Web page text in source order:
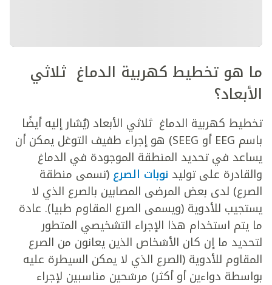
ما هو تخطيط كهربية الدماغ ثلاثي
الأبعاد؟
تخطيط كهربية الدماغ ثلاثي الأبعاد (يُشار إليه أيضًا
باسم EEG أو SEEG) هو إجراء طفيف التوغل يمكن أن
يساعد في تحديد المنطقة الموجودة في الدماغ
والقادرة على توليد نوبات الصرع (تسمى منطقة
الصرع) لدى بعض المرضى المصابين بالصرع الذي لا
يستجيب للأدوية (ويسمى الصرع المقاوم طبيا). عادة
ما يتم استخدام هذا الإجراء التشخيصي المتطور
لتحديد ما إن كان الأشخاص الذين يعانون من الصرع
المقاوم للأدوية (الصرع الذي لا يمكن السيطرة عليه
بواسطة دواءين أو أكثر) مرشحين مناسبين لإجراء